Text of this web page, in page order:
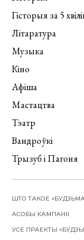
Гісторыя за 5
Літаратура
Музыка
Кіно
Афіша
Мастацтва
Тэатр
Вандроўкі
Трызуб і Пагоня
ШТО ТАКОЕ
АСОБЫ КАМПАНІІ
УСЕ ПРАЕКТЫ